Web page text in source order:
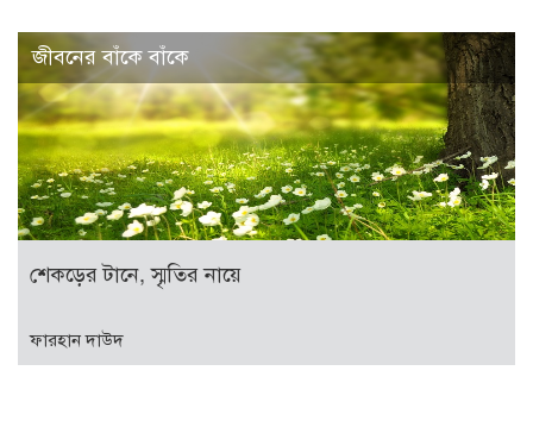
জীবনের বাঁকে বাঁকে
শেকড়ের টানে, স্মৃতির নায়ে
ফারহান দাউদ